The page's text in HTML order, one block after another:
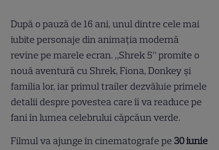
După o pauză de 16 ani, unul dintre cele mai
iubite personaje din animația modernă
revine pe marele ecran. „Shrek 5” promite o
nouă aventură cu Shrek, Fiona, Donkey și
familia lor, iar primul trailer dezvăluie primele
detalii despre povestea care îi va readuce pe
fani în lumea celebrului căpcăun verde.
Filmul va ajunge în cinematografe pe30 iunie